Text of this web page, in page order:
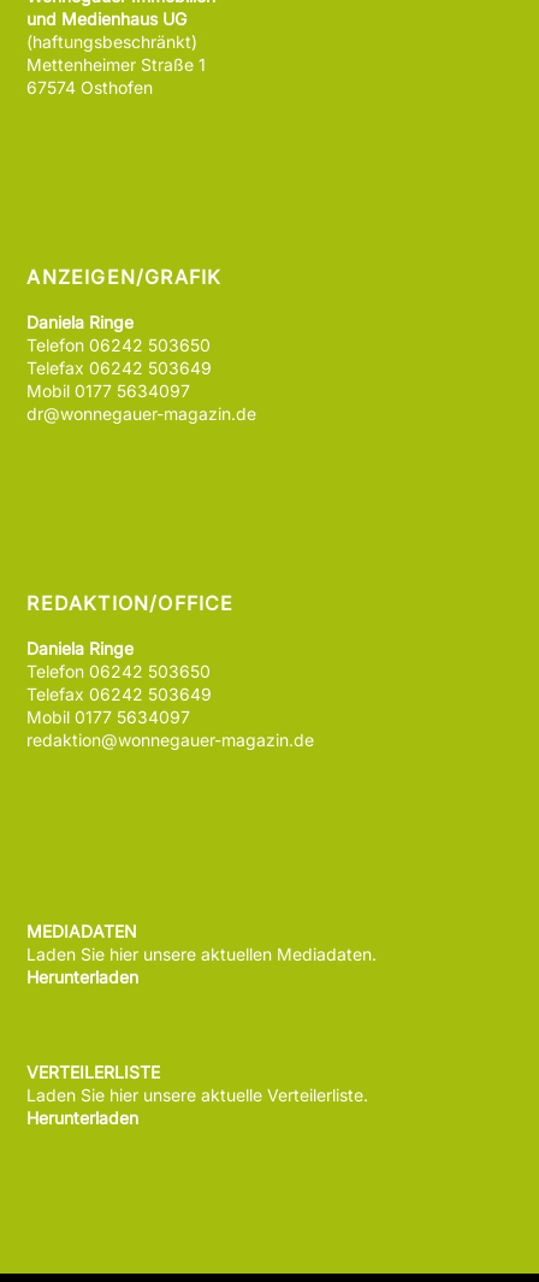
und Medienhaus UG
(haftungsbeschränkt)
Mettenheimer Straße 1
67574 Osthofen
ANZEIGEN/GRAFIK
Daniela Ringe
Telefon 06242 503650
Telefax 06242 503649
Mobil 0177 5634097
dr@wonnegauer-magazin.de
REDAKTION/OFFICE
Daniela Ringe
Telefon 06242 503650
Telefax 06242 503649
Mobil 0177 5634097
redaktion@wonnegauer-magazin.de
MEDIADATEN
Laden Sie hier unsere aktuellen Mediadaten.
Herunterladen
VERTEILERLISTE
Laden Sie hier unsere aktuelle Verteilerliste.
Herunterladen